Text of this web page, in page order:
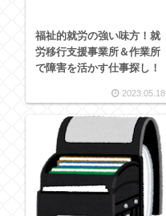
福祉的就労の強い味方！就
労移行支援事業所＆作業所
で障害を活かす仕事探し！
2023.05.18